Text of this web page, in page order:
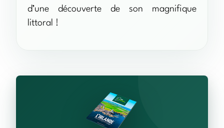
d’une découverte de son magnifique
littoral !